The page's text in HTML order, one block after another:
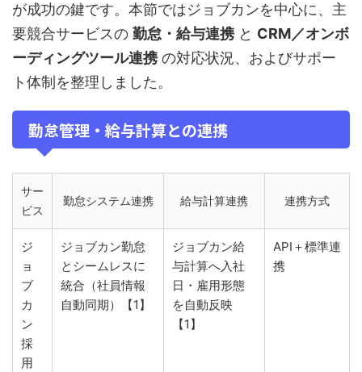
が成功の鍵です。本節ではジョブカンを中心に、主
要競合サービスの 勤怠・給与連携 と CRM／オンボ
ーディングツール連携 の対応状況、およびサポー
ト体制を整理しました。
勤怠管理・給与計算との連携
サー
ビス
勤怠システム連携 給与計算連携 連携方式
ジ
ョ
ブ
カ
ン
採
用
ジョブカン勤怠
とシームレスに
統合（社員情報
自動同期）【1】
ジョブカン給
与計算へ入社
日・雇用形態
を自動反映
【1】
API＋標準連
携